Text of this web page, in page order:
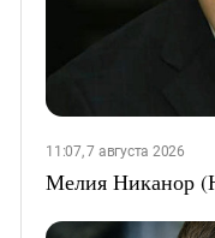
11:07, 7 августа 2026
Мелия Никанор